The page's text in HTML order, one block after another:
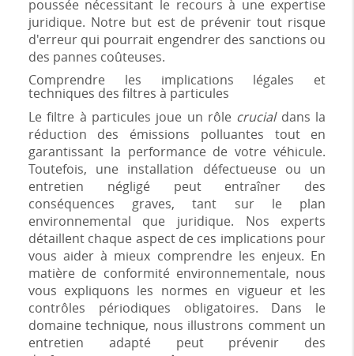
poussée nécessitant le recours à une expertise
juridique. Notre but est de prévenir tout risque
d'erreur qui pourrait engendrer des sanctions ou
des pannes coûteuses.
Comprendre les implications légales et
techniques des filtres à particules
Le filtre à particules joue un rôle crucialdans la
réduction des émissions polluantes tout en
garantissant la performance de votre véhicule.
Toutefois, une installation défectueuse ou un
entretien négligé peut entraîner des
conséquences graves, tant sur le plan
environnemental que juridique. Nos experts
détaillent chaque aspect de ces implications pour
vous aider à mieux comprendre les enjeux. En
matière de conformité environnementale, nous
vous expliquons les normes en vigueur et les
contrôles périodiques obligatoires. Dans le
domaine technique, nous illustrons comment un
entretien adapté peut prévenir des